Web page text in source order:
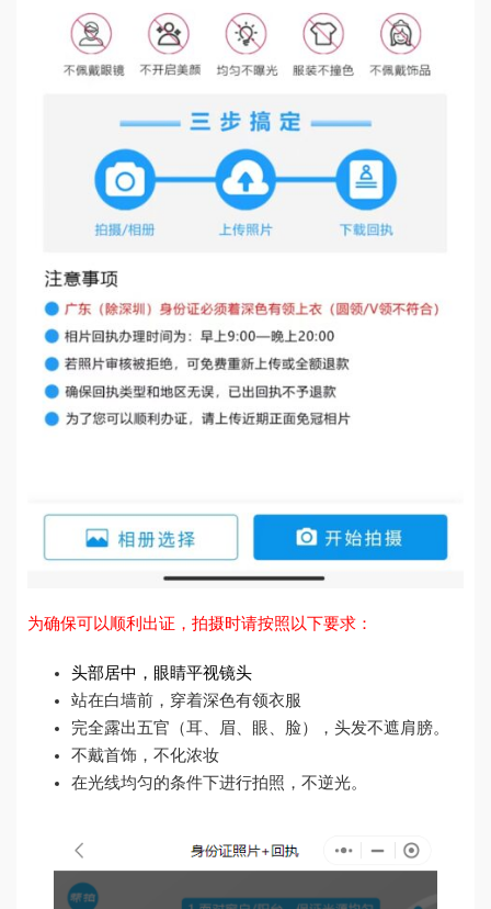
为确保可以顺利出证，拍摄时请按照以下要求：
头部居中，眼睛平视镜头
站在白墙前，穿着深色有领衣服
完全露出五官（耳、眉、眼、脸），头发不遮肩膀。
不戴首饰，不化浓妆
在光线均匀的条件下进行拍照，不逆光。